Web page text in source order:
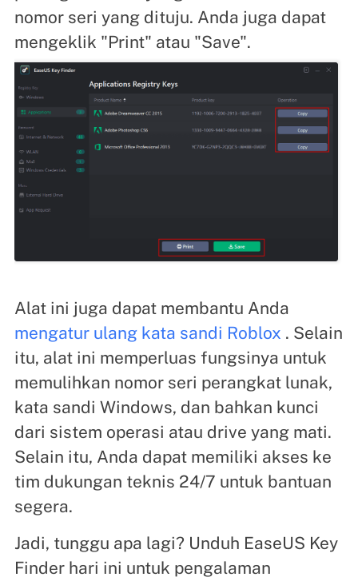
nomor seri yang dituju. Anda juga dapat
mengeklik "Print" atau "Save".
Alat ini juga dapat membantu Anda
mengatur ulang kata sandi Roblox . Selain
itu, alat ini memperluas fungsinya untuk
memulihkan nomor seri perangkat lunak,
kata sandi Windows, dan bahkan kunci
dari sistem operasi atau drive yang mati.
Selain itu, Anda dapat memiliki akses ke
tim dukungan teknis 24/7 untuk bantuan
segera.
Jadi, tunggu apa lagi? Unduh EaseUS Key
Finder hari ini untuk pengalaman